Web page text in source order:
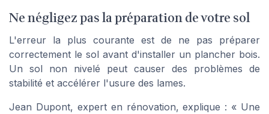
Ne négligez pas la préparation de votre sol
L'erreur la plus courante est de ne pas préparer
correctement le sol avant d'installer un plancher bois.
Un sol non nivelé peut causer des problèmes de
stabilité et accélérer l'usure des lames.
Jean Dupont, expert en rénovation, explique : « Une